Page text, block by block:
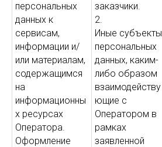
персональных
данных к
сервисам,
информации и/
или материалам,
содержащимся
на
информационны
х ресурсах
Оператора.
Оформление
заказчики.
2.
Иные субъекты
персональных
данных, каким-
либо образом
взаимодейству
ющие с
Оператором в
рамках
заявленной